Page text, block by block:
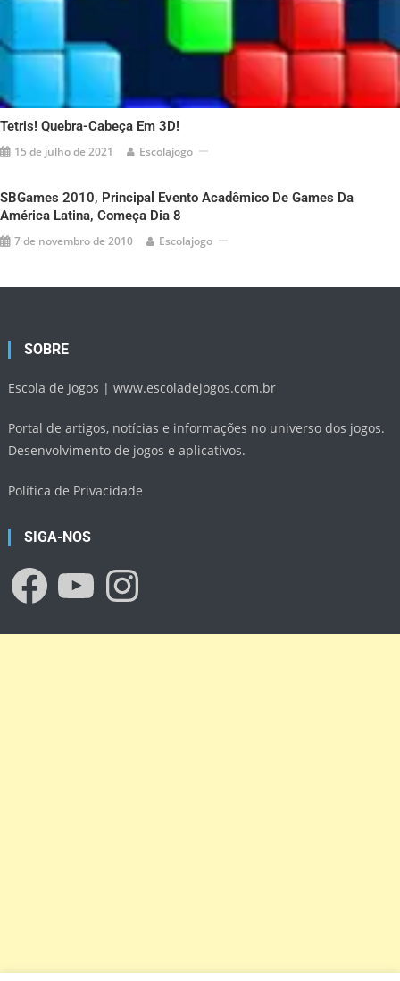
Tetris! Quebra-Cabeça Em 3D!
15 de julho de 2021 Escolajogo
SBGames 2010, Principal Evento Acadêmico De Games Da
América Latina, Começa Dia 8
7 de novembro de 2010 Escolajogo
SOBRE
Escola de Jogos |www.escoladejogos.com.br
Portal de artigos, notícias e informações no universo dos jogos.
Desenvolvimento de jogos e aplicativos.
Política de Privacidade
SIGA-NOS